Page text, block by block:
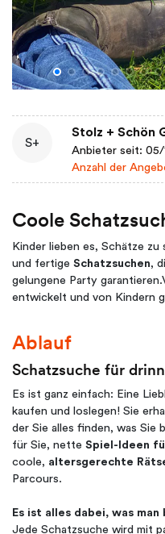
S+
Stolz + Schön
Anbieter seit: 05/
Anzahl der
Coole
Kinder lieben es, Schätze
und fertige Schatzsuchen,
gelungene Party
entwickelt und von Kindern
Ablauf
Schatzsuche für
Es ist ganz einfach: Eine
kaufen und loslegen! Sie
der Sie alles finden, was Sie
für Sie, nette Spiel-Ideen
coole, altersgerechte
Parcours.
Es ist alles dabei, was man
Jede Schatzsuche wird mit